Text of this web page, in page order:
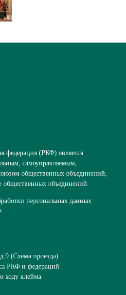
федерация (РКФ) является
самоуправляемым,
общественных объединений,
объединений.
персональных данных
(Схема проезда)
РКФ и федераций
коду клейма